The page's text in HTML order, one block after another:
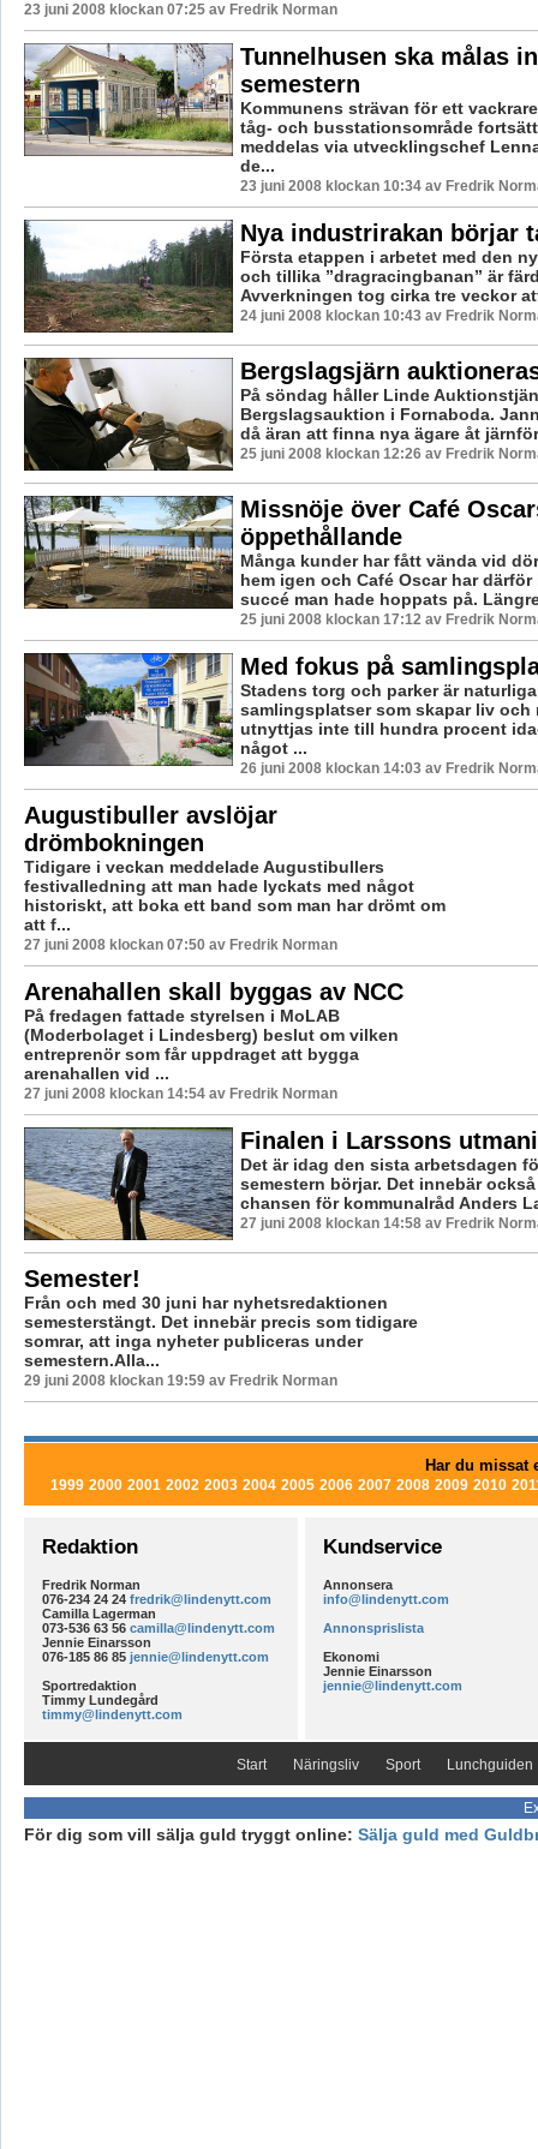
23 juni 2008 klockan 07:25 av Fredrik Norman
Tunnelhusen ska målas
semestern
Kommunens strävan för ett
tåg- och busstationsområde
meddelas via utvecklingschef
de...
23 juni 2008 klockan 10:34 av Fredrik
Nya industrirakan börjar
Första etappen i arbetet med den
och tillika ”dragracingbanan” är
Avverkningen tog cirka tre veckor
24 juni 2008 klockan 10:43 av Fredrik
Bergslagsjärn
På söndag håller Linde
Bergslagsauktion i Fornaboda.
då äran att finna nya ägare åt
25 juni 2008 klockan 12:26 av Fredrik
Missnöje över Café
öppethållande
Många kunder har fått vända vid
hem igen och Café Oscar har
succé man hade hoppats på.
25 juni 2008 klockan 17:12 av Fredrik
Med fokus på
Stadens torg och parker är naturliga
samlingsplatser som skapar liv och
utnyttjas inte till hundra procent
något ...
26 juni 2008 klockan 14:03 av Fredrik
Augustibuller avslöjar
drömbokningen
Tidigare i veckan meddelade Augustibullers
festivalledning att man hade lyckats med något
historiskt, att boka ett band som man har drömt om
att f...
27 juni 2008 klockan 07:50 av Fredrik Norman
Arenahallen skall byggas av NCC
På fredagen fattade styrelsen i MoLAB
(Moderbolaget i Lindesberg) beslut om vilken
entreprenör som får uppdraget att bygga
arenahallen vid ...
27 juni 2008 klockan 14:54 av Fredrik Norman
Finalen i Larssons
Det är idag den sista arbetsdagen
semestern börjar. Det innebär
chansen för kommunalråd Anders
27 juni 2008 klockan 14:58 av Fredrik
Semester!
Från och med 30 juni har nyhetsredaktionen
semesterstängt. Det innebär precis som tidigare
somrar, att inga nyheter publiceras under
semestern.Alla...
29 juni 2008 klockan 19:59 av Fredrik Norman
Har du missat
1999 2000 2001 2002 2003 2004 2005 2006 2007 2008 2009 2010
Redaktion
Fredrik Norman
076-234 24 24 fredrik@lindenytt.com
Camilla Lagerman
073-536 63 56 camilla@lindenytt.com
Jennie Einarsson
076-185 86 85 jennie@lindenytt.com
Sportredaktion
Timmy Lundegård
timmy@lindenytt.com
Kundservice
Annonsera
info@lindenytt.com
Annonsprislista
Ekonomi
Jennie Einarsson
jennie@lindenytt.com
Start Näringsliv Sport Lunchguiden
För dig som vill sälja guld tryggt online: Sälja guld med